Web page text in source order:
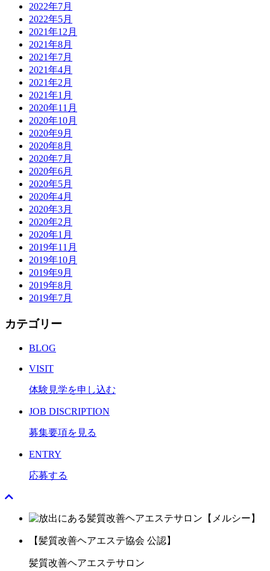
2022年7月
2022年5月
2021年12月
2021年8月
2021年7月
2021年4月
2021年2月
2021年1月
2020年11月
2020年10月
2020年9月
2020年8月
2020年7月
2020年6月
2020年5月
2020年4月
2020年3月
2020年2月
2020年1月
2019年11月
2019年10月
2019年9月
2019年8月
2019年7月
カテゴリー
BLOG
VISIT
体験見学を申し込む
JOB DISCRIPTION
募集要項を見る
ENTRY
応募する
【髪質改善ヘアエステ協会 公認】
髪質改善ヘアエステサロン